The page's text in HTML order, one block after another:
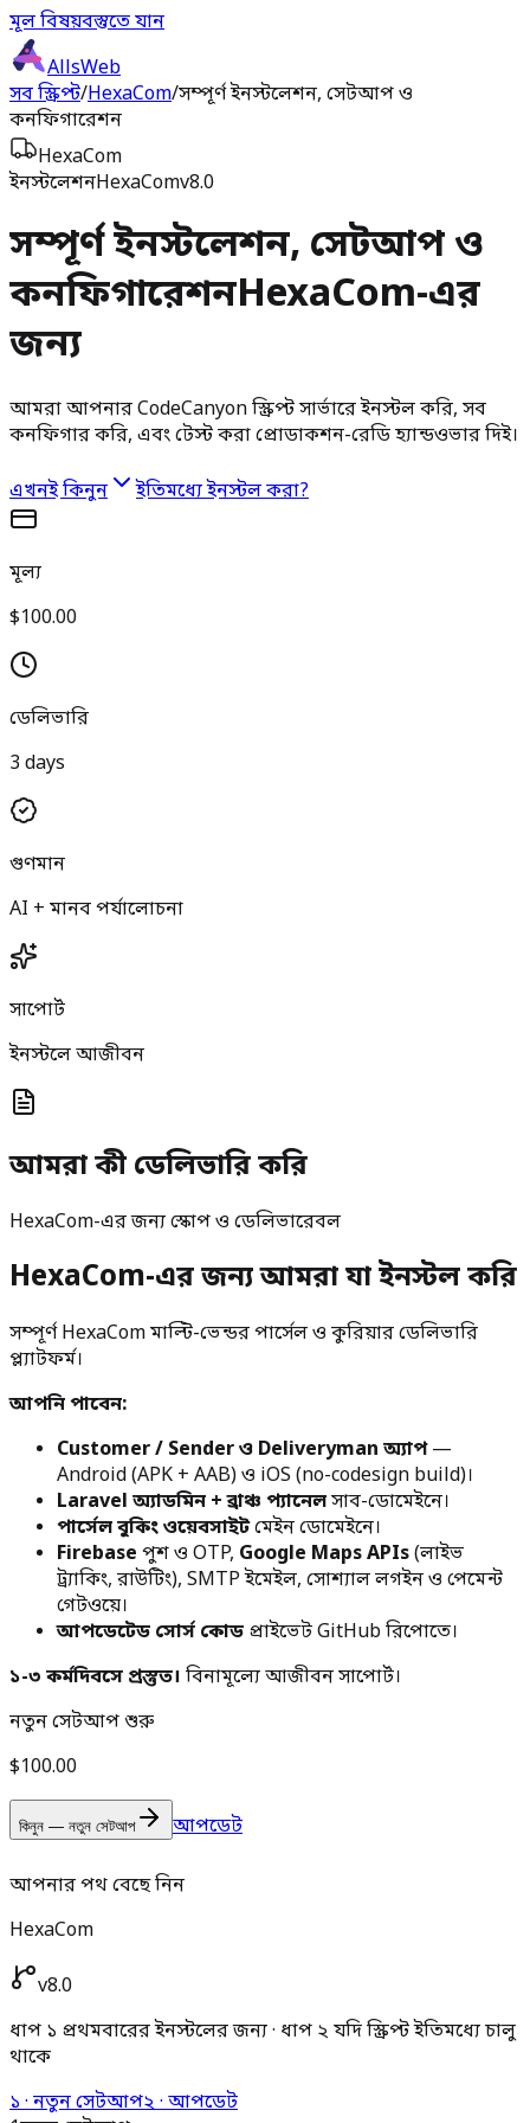
মূল বিষয়বস্তুতে যান
AllsWeb
সব স্ক্রিপ্ট/HexaCom/সম্পূর্ণ ইনস্টলেশন, সেটআপ ও
কনফিগারেশন
HexaCom
ইনস্টলেশনHexaComv8.0
সম্পূর্ণ ইনস্টলেশন, সেটআপ ও
কনফিগারেশনHexaCom-এর
জন্য
আমরা আপনার CodeCanyon স্ক্রিপ্ট সার্ভারে ইনস্টল করি, সব
কনফিগার করি, এবং টেস্ট করা প্রোডাকশন-রেডি হ্যান্ডওভার দিই।
এখনই কিনুন ইতিমধ্যে ইনস্টল করা?
মূল্য
$100.00
ডেলিভারি
3 days
গুণমান
AI + মানব পর্যালোচনা
সাপোর্ট
ইনস্টলে আজীবন
আমরা কী ডেলিভারি করি
HexaCom-এর জন্য স্কোপ ও ডেলিভারেবল
HexaCom-এর জন্য আমরা যা ইনস্টল করি
সম্পূর্ণ HexaCom মাল্টি-ভেন্ডর পার্সেল ও কুরিয়ার ডেলিভারি
প্ল্যাটফর্ম।
আপনি পাবেন:
Customer / Sender ও Deliveryman অ্যাপ—
Android (APK + AAB) ও iOS (no-codesign build)।
Laravel অ্যাডমিন + ব্রাঞ্চ প্যানেলসাব-ডোমেইনে।
পার্সেল বুকিং ওয়েবসাইটমেইন ডোমেইনে।
Firebase পুশ ও OTP, Google Maps APIs(লাইভ
ট্র্যাকিং, রাউটিং), SMTP ইমেইল, সোশ্যাল লগইন ও পেমেন্ট
গেটওয়ে।
আপডেটেড সোর্স কোড প্রাইভেট GitHub রিপোতে।
১-৩ কর্মদিবসে প্রস্তুত। বিনামূল্যে আজীবন সাপোর্ট।
নতুন সেটআপ শুরু
$100.00
কিনুন — নতুন সেটআপ আপডেট
আপনার পথ বেছে নিন
HexaCom
v8.0
ধাপ ১ প্রথমবারের ইনস্টলের জন্য · ধাপ ২ যদি স্ক্রিপ্ট ইতিমধ্যে চালু
থাকে
১ · নতুন সেটআপ২ · আপডেট